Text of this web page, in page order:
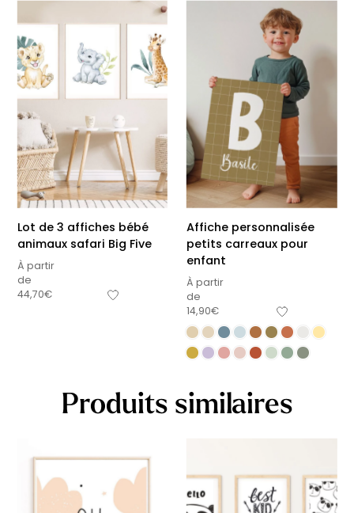
Lot de 3 affiches bébé
animaux safari Big Five
À partir
de
44,70€
Affiche personnalisée
petits carreaux pour
enfant
À partir
de
14,90€
Produits similaires